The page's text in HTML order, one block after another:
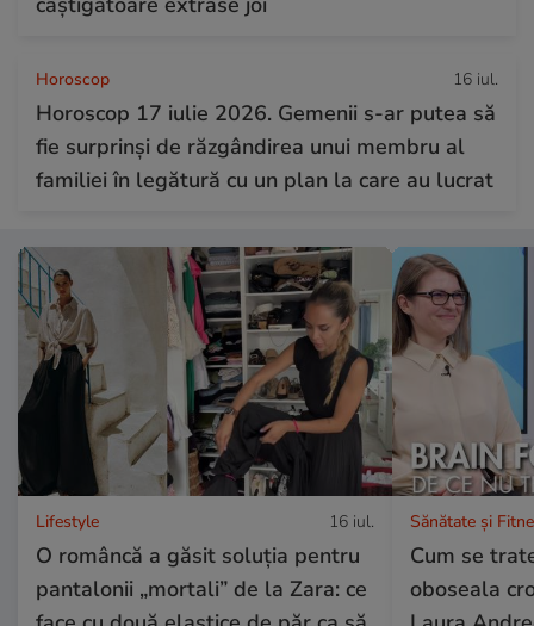
Horoscop 16 iul.
Horoscop 17 iulie 2026. Gemenii s-ar putea să
fie surprinși de răzgândirea unui membru al
familiei în legătură cu un plan la care au lucrat
Lifestyle 16 iul.
O româncă a găsit soluția pentru
pantalonii „mortali” de la Zara: ce
Sănătate și
Cum se
oboseala